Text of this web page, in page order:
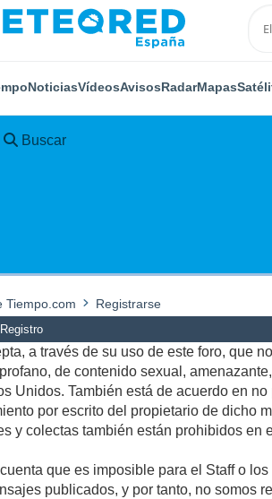
NoticiasVídeosAvisosRadarMapas
Buscar
Tiempo.com Registrarse
a través de su uso de este foro, que
de contenido sexual,
Unidos. También está de acuerdo en
por escrito del propietario de dicho
y colectas también están prohibidos en
que es imposible para el Staff o
publicados, y por tanto, no somos